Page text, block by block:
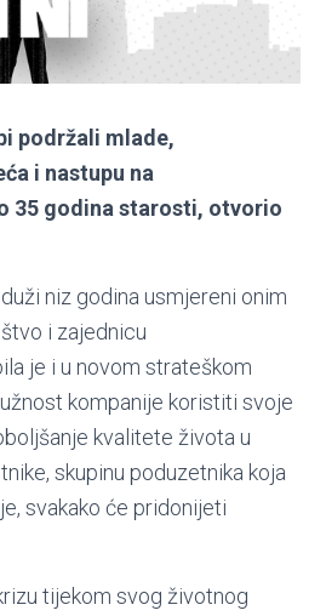
podržali mlade,
i nastupu na
35 godina starosti, otvorio
niz godina usmjereni onim
i zajednicu
je i u novom strateškom
kompanije koristiti svoje
kvalitete života u
skupinu poduzetnika koja
svakako će pridonijeti
tijekom svog životnog